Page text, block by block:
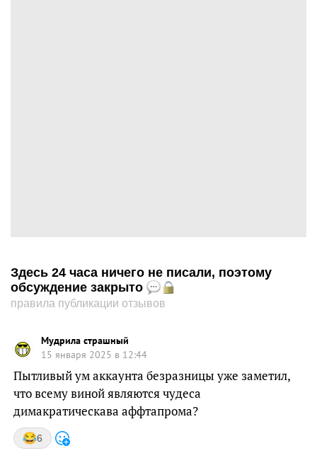
Здесь 24 часа ничего не писали, поэтому
обсуждение закрыто
правила публикации отзывов
Мудрила страшный
15 января 2025 в 12:44
Пытливый ум аккаунта безразницы уже заметил,
что всему виной являются чудеса
димакратическава аффтапрома?
6